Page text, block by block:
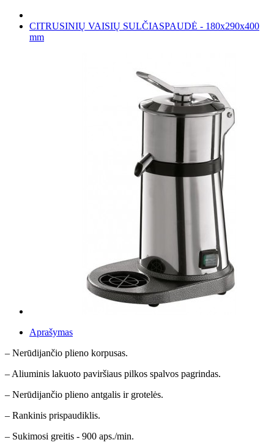
CITRUSINIŲ VAISIŲ SULČIASPAUDĖ - 180x290x400
mm
Aprašymas
– Nerūdijančio plieno korpusas.
– Aliuminis lakuoto paviršiaus pilkos spalvos pagrindas.
– Nerūdijančio plieno antgalis ir grotelės.
– Rankinis prispaudiklis.
– Sukimosi greitis - 900 aps./min.